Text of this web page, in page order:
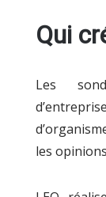
Qui
Les
les